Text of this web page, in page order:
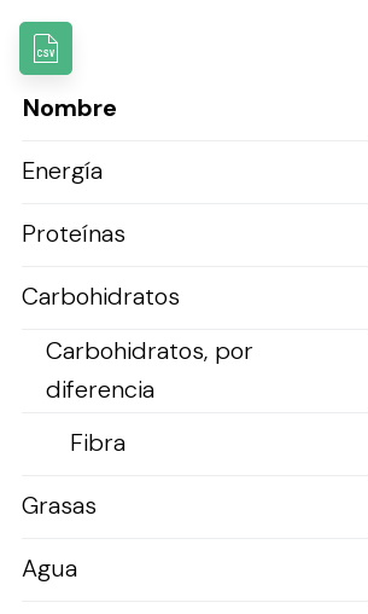
Nombre
Energía
Proteínas
Carbohidratos
Carbohidratos, por
diferencia
Fibra
Grasas
Agua